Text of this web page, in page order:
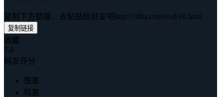
复制下方链接，去粘贴给好友吧http://18ha.com/vod/16.html
复制链接
收藏
7.0
网友评分
很差
较差